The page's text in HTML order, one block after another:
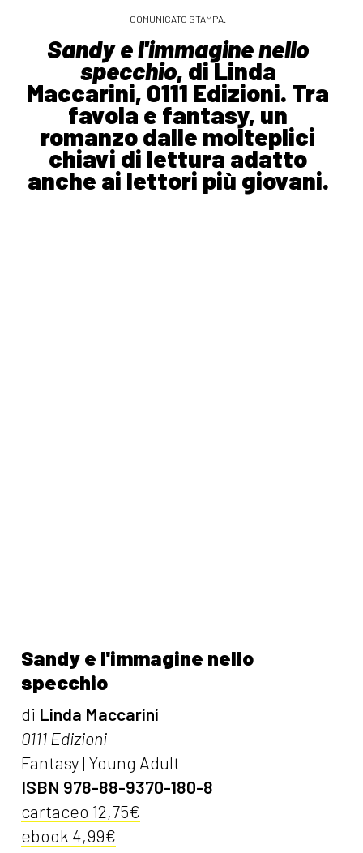
COMUNICATO STAMPA.
Sandy e l'immagine nello
specchio, di Linda
Maccarini, 0111 Edizioni. Tra
favola e fantasy, un
romanzo dalle molteplici
chiavi di lettura adatto
anche ai lettori più giovani.
Sandy e l'immagine nello
specchio
di Linda Maccarini
0111 Edizioni
Fantasy | Young Adult
ISBN 978-88-9370-180-8
cartaceo 12,75€
ebook 4,99€